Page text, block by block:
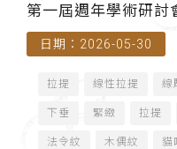
第一屆週年學術研討
學及拉提技術的新進
日期：2026-05-30
拉提 線性拉提 線
下垂 緊緻 拉提
法令紋 木偶紋 貓